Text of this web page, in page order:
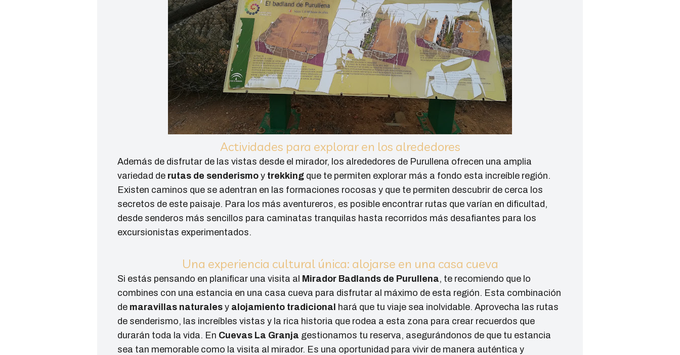
Actividades para explorar en los alrededores
Además de disfrutar de las vistas desde el mirador, los alrededores de Purullena ofrecen una amplia
variedad de rutas de senderismo y trekking que te permiten explorar más a fondo esta increíble región.
Existen caminos que se adentran en las formaciones rocosas y que te permiten descubrir de cerca los
secretos de este paisaje. Para los más aventureros, es posible encontrar rutas que varían en dificultad,
desde senderos más sencillos para caminatas tranquilas hasta recorridos más desafiantes para los
excursionistas experimentados.
Una experiencia cultural única: alojarse en una casa cueva
Si estás pensando en planificar una visita al Mirador Badlands de Purullena, te recomiendo que lo
combines con una estancia en una casa cueva para disfrutar al máximo de esta región. Esta combinación
de maravillas naturales y alojamiento tradicional hará que tu viaje sea inolvidable. Aprovecha las rutas
de senderismo, las increíbles vistas y la rica historia que rodea a esta zona para crear recuerdos que
durarán toda la vida. En Cuevas La Granja gestionamos tu reserva, asegurándonos de que tu estancia
sea tan memorable como la visita al mirador. Es una oportunidad para vivir de manera auténtica y